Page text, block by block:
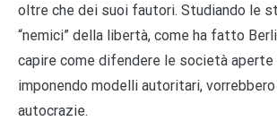
oltre che dei suoi fautori. Studiando le
“nemici” della libertà, come ha fatto
capire come difendere le società aperte
imponendo modelli autoritari,
autocrazie.